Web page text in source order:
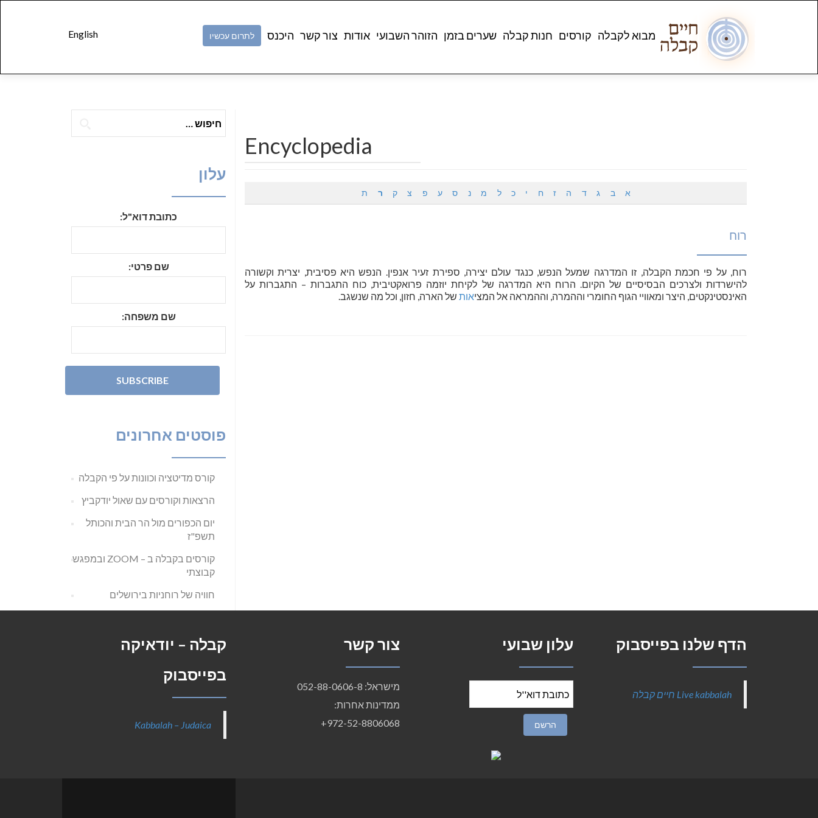
English מבוא לקבלה קורסים חנות קבלה שערים בזמן הזוהר השבועי אודות צור קשר היכנס לתרום עכשיו
Encyclopedia
א ב ג ד ה ז ח י כ ל מ נ ס ע פ צ ק ר ת
רוח
רוח, על פי חכמת הקבלה, זו המדרגה שמעל הנפש, כנגד עולם יצירה, ספירת זעיר אנפין. הנפש היא פסיבית, יצרית וקשורה
להישרדות ולצרכים הבסיסיים של הקיום. הרוח היא המדרגה של לקיחת יוזמה פרואקטיבית, כוח התגברות – התגברות על
האינסטינקטים, היצר ומאוויי הגוף החומרי וההמרה, וההמראה אל המציאות של הארה, חזון, וכל מה שנשגב.
עלון
כתובת דוא"ל:
שם פרטי:
שם משפחה:
פוסטים אחרונים
קורס מדיטציה וכוונות על פי הקבלה
הרצאות וקורסים עם שאול יודקביץ
יום הכפורים מול הר הבית והכותל
תשפ"ז
קורסים בקבלה ב – ZOOM ובמפגש
קבוצתי
חוויה של רוחניות בירושלים
קבלה – יודאיקה
בפייסבוק
Kabbalah – Judaica
צור קשר
מישראל: 052-88-0606-8
ממדינות אחרות:
972-52-8806068+
עלון שבועי הדף שלנו בפייסבוק
‎Live kabbalah חיים קבלה‎